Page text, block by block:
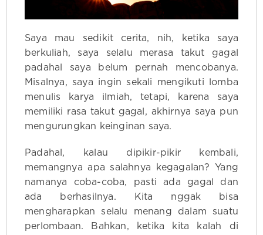
Saya mau sedikit cerita, nih, ketika saya
berkuliah, saya selalu merasa takut gagal
padahal saya belum pernah mencobanya.
Misalnya, saya ingin sekali mengikuti lomba
menulis karya ilmiah, tetapi, karena saya
memiliki rasa takut gagal, akhirnya saya pun
mengurungkan keinginan saya.
Padahal, kalau dipikir-pikir kembali,
memangnya apa salahnya kegagalan? Yang
namanya coba-coba, pasti ada gagal dan
ada berhasilnya. Kita nggak bisa
mengharapkan selalu menang dalam suatu
perlombaan. Bahkan, ketika kita kalah di